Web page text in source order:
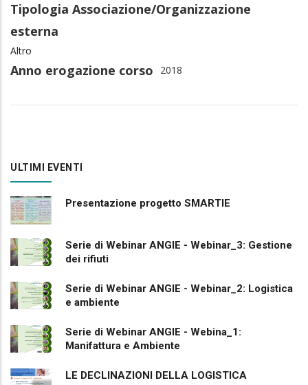
Tipologia Associazione/Organizzazione
esterna
Altro
Anno erogazione corso 2018
ULTIMI EVENTI
Presentazione progetto SMARTIE
Serie di Webinar ANGIE - Webinar_3: Gestione
dei rifiuti
Serie di Webinar ANGIE - Webinar_2: Logistica
e ambiente
Serie di Webinar ANGIE - Webina_1:
Manifattura e Ambiente
LE DECLINAZIONI DELLA LOGISTICA